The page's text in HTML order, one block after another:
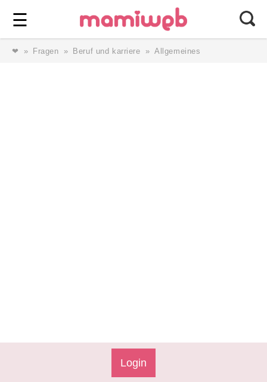
☰ ⎯ Wir lieben Familie ⎯
❤ Fragen Beruf und karriere Allgemeines
Login